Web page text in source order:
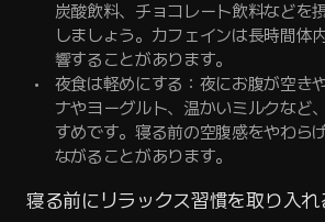
炭酸飲料、チョコレート飲料などを
しましょう。カフェインは長時間体
響することがあります。
夜食は軽めにする：夜にお腹が空き
ナやヨーグルト、温かいミルクなど
すめです。寝る前の空腹感をやわら
ながることがあります。
寝る前にリラックス習慣を取り入れ